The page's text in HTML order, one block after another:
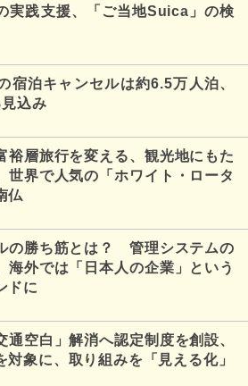
実践支援、「ご当地Suica」の検
宿泊キャンセルは約6.5万人泊、
込み
裕層旅行を変える、観光地にもた
世界で人気の「ホワイト・ロータ
仏
の勝ち筋とは？ 管理システムの
海外では「日本人の企業」という
ドに
通空白」解消へ認定制度を創設、
対象に、取り組みを「見える化」